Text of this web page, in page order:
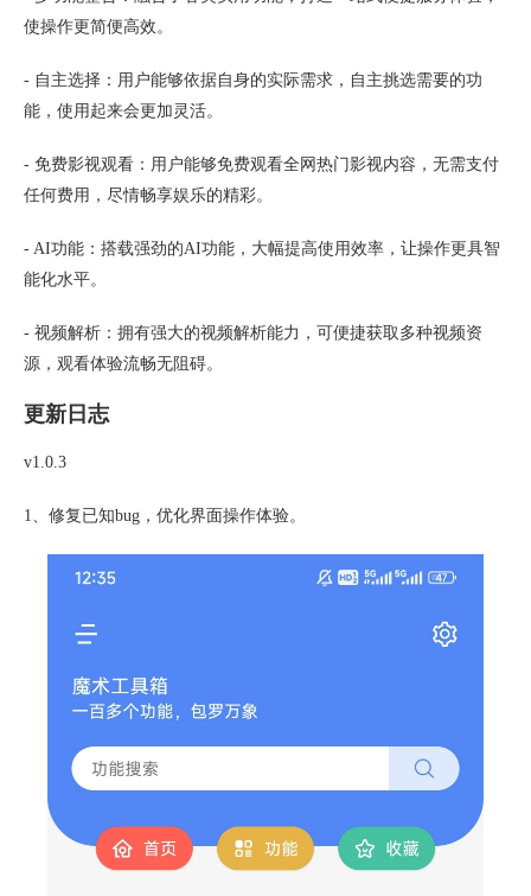
使操作更简便高效。
- 自主选择：用户能够依据自身的实际需求，自主挑选需要的功
能，使用起来会更加灵活。
- 免费影视观看：用户能够免费观看全网热门影视内容，无需支付
任何费用，尽情畅享娱乐的精彩。
- AI功能：搭载强劲的AI功能，大幅提高使用效率，让操作更具智
能化水平。
- 视频解析：拥有强大的视频解析能力，可便捷获取多种视频资
源，观看体验流畅无阻碍。
更新日志
v1.0.3
1、修复已知bug，优化界面操作体验。